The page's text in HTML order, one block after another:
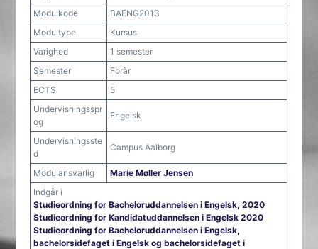
Modulkode
BAENG2013
Modultype
Kursus
Varighed
1 semester
Semester
Forår
ECTS
5
Undervisningsspr
og
Engelsk
Undervisningsste
d
Campus Aalborg
Modulansvarlig
Marie Møller Jensen
Indgår i
Studieordning for Bacheloruddannelsen i Engelsk, 2020
Studieordning for Kandidatuddannelsen i Engelsk 2020
Studieordning for Bacheloruddannelsen i Engelsk,
bachelorsidefaget i Engelsk og bachelorsidefaget i